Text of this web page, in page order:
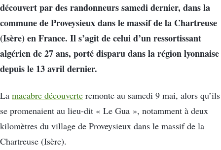
découvert par des randonneurs samedi dernier, dans la
commune de Proveysieux dans le massif de la Chartreuse
(Isère) en France. Il s’agit de celui d’un ressortissant
algérien de 27 ans, porté disparu dans la région lyonnaise
depuis le 13 avril dernier.
La macabre découverte remonte au samedi 9 mai, alors qu’ils
se promenaient au lieu-dit « Le Gua », notamment à deux
kilomètres du village de Proveysieux dans le massif de la
Chartreuse (Isère).